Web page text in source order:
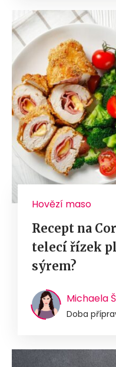
Hovězí maso
Recept na
telecí řízek
sýrem?
Michaela
Doba